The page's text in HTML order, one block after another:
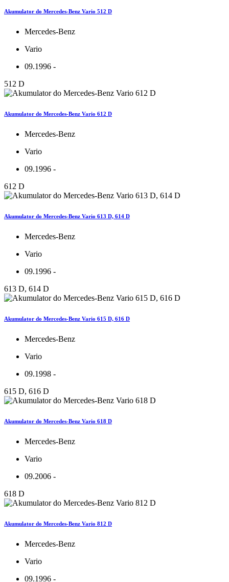
Akumulator do Mercedes-Benz Vario 512 D
Mercedes-Benz
Vario
09.1996 -
512 D
Akumulator do Mercedes-Benz Vario 612 D
Mercedes-Benz
Vario
09.1996 -
612 D
Akumulator do Mercedes-Benz Vario 613 D, 614 D
Mercedes-Benz
Vario
09.1996 -
613 D, 614 D
Akumulator do Mercedes-Benz Vario 615 D, 616 D
Mercedes-Benz
Vario
09.1998 -
615 D, 616 D
Akumulator do Mercedes-Benz Vario 618 D
Mercedes-Benz
Vario
09.2006 -
618 D
Akumulator do Mercedes-Benz Vario 812 D
Mercedes-Benz
Vario
09.1996 -